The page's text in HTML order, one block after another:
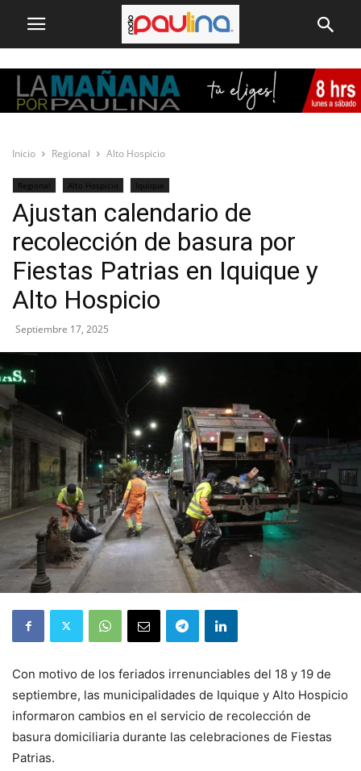
Inicio Regional Alto Hospicio
Regional Alto Hospicio Iquique
Ajustan calendario de
recolección de basura por
Fiestas Patrias en Iquique y
Alto Hospicio
Septiembre 17, 2025
Con motivo de los feriados irrenunciables del 18 y 19 de
septiembre, las municipalidades de Iquique y Alto Hospicio
informaron cambios en el servicio de recolección de
basura domiciliaria durante las celebraciones de Fiestas
Patrias.